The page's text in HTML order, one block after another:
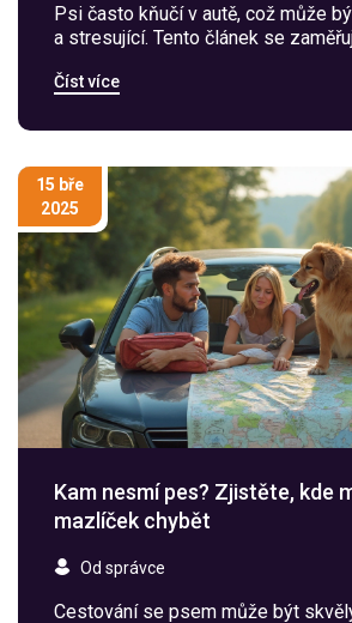
Psi často kňučí v autě, což může
a stresující. Tento článek se
zklidnit vašeho psa na cestách a jak
mohou pomoci zlepšit jeho
Číst více
15 bře
2025
Kam nesmí pes? Zjistěte, kde
mazlíček chybět
Od správce
Cestování se psem může být